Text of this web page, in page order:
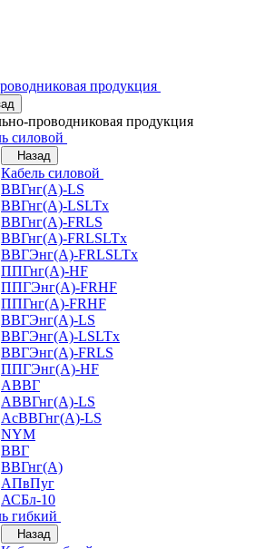
продукция
проводниковая продукция
силовой
Назад
Кабель силовой
ВВГнг(А)-LS
ВВГнг(А)-LSLTx
ВВГнг(А)-FRLS
ВВГнг(А)-FRLSLTx
ВВГЭнг(А)-FRLSLTx
ППГнг(А)-HF
ППГЭнг(А)-FRHF
ППГнг(А)-FRHF
ВВГЭнг(А)-LS
ВВГЭнг(А)-LSLTx
ВВГЭнг(А)-FRLS
ППГЭнг(А)-HF
АВВГ
АВВГнг(А)-LS
АсВВГнг(А)-LS
NYM
ВВГ
ВВГнг(А)
АПвПуг
АСБл-10
гибкий
Назад